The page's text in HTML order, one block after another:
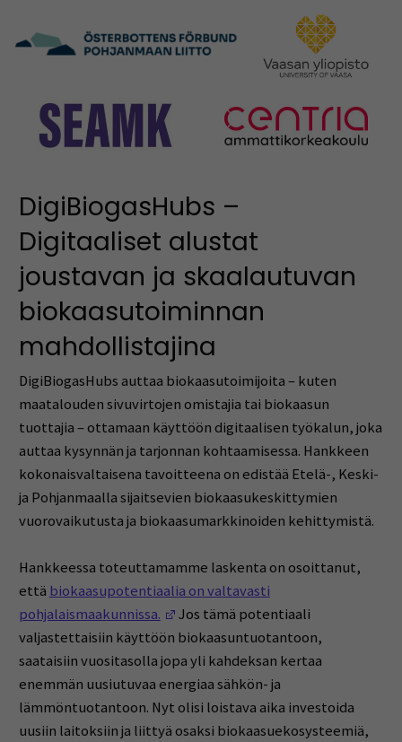
DigiBiogasHubs –
Digitaaliset alustat
joustavan ja skaalautuvan
biokaasutoiminnan
mahdollistajina
DigiBiogasHubs auttaa biokaasutoimijoita – kuten
maatalouden sivuvirtojen omistajia tai biokaasun
tuottajia – ottamaan käyttöön digitaalisen työkalun, joka
auttaa kysynnän ja tarjonnan kohtaamisessa. Hankkeen
kokonaisvaltaisena tavoitteena on edistää Etelä-, Keski-
ja Pohjanmaalla sijaitsevien biokaasukeskittymien
vuorovaikutusta ja biokaasumarkkinoiden kehittymistä.
Hankkeessa toteuttamamme laskenta on osoittanut,
että biokaasupotentiaalia on valtavasti
pohjalaismaakunnissa.
(Opens in a new window)
Jos tämä potentiaali
valjastettaisiin käyttöön biokaasuntuotantoon,
saataisiin vuositasolla jopa yli kahdeksan kertaa
enemmän uusiutuvaa energiaa sähkön- ja
lämmöntuotantoon. Nyt olisi loistava aika investoida
uusiin laitoksiin ja liittyä osaksi biokaasuekosysteemiä,